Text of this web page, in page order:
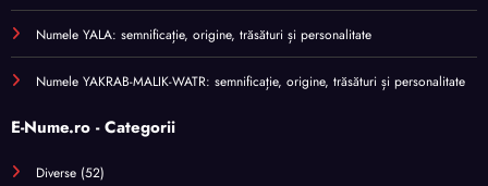
Numele YALA: semnificație, origine, trăsături și personalitate
Numele YAKRAB-MALIK-WATR: semnificație, origine, trăsături și personalitate
E-Nume.ro - Categorii
Diverse (52)